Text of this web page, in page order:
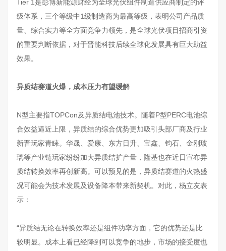
Tier 1是彭博新能源财经为全球光伏组件制造供应商制定的评
级体系，三个等级中1级制造商为最高等级，表明公司产品质
量、综合实力等全方面竞争力领先，是全球光伏项目招商引资
的重要判断依据，对于晋能科技后续全球化发展具有巨大助益
效果。
异质结赛道火爆，成本压力有望缓解
N型主要指TOPCon及异质结电池技术。随着P型PERC电池综
合效益逼近上限，异质结的综合优势更加吸引头部厂商及行业
新晋玩家青睐。华晟、爱康、东方日升、宝鑫、钧石、金刚玻
璃等产业链玩家纷纷加大异质结扩产量，隆基也在近日宣布异
质结转换效率再创新高。可以预见的是，异质结赛道的火热盛
况可能会为技术发展及设备降本带来新契机。对此，杨立友表
示：
“异质结无论在转换效率还是组件功率方面，它的优势还是比
较明显。成本上看已经降到可以竞争的地步，市场的接受度也